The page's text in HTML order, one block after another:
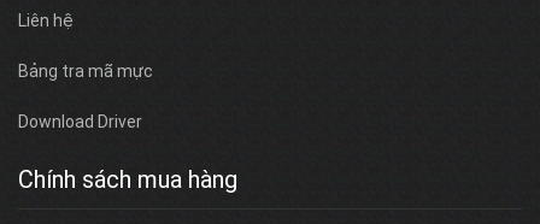
Liên hệ
Bảng tra mã mực
Download Driver
Chính sách mua hàng